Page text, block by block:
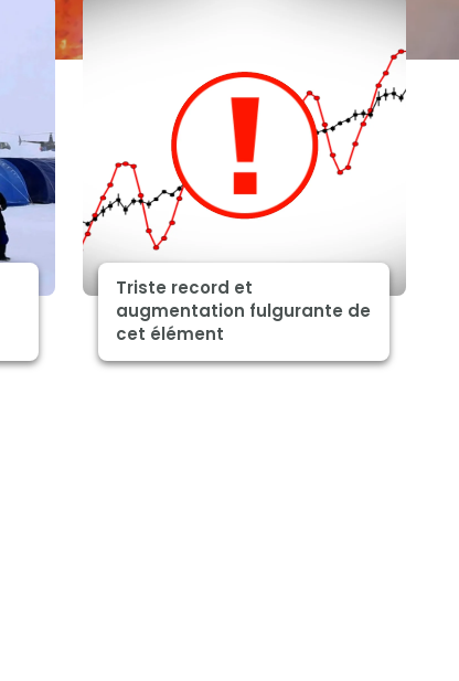
Triste record et
augmentation fulgurante de
cet élément